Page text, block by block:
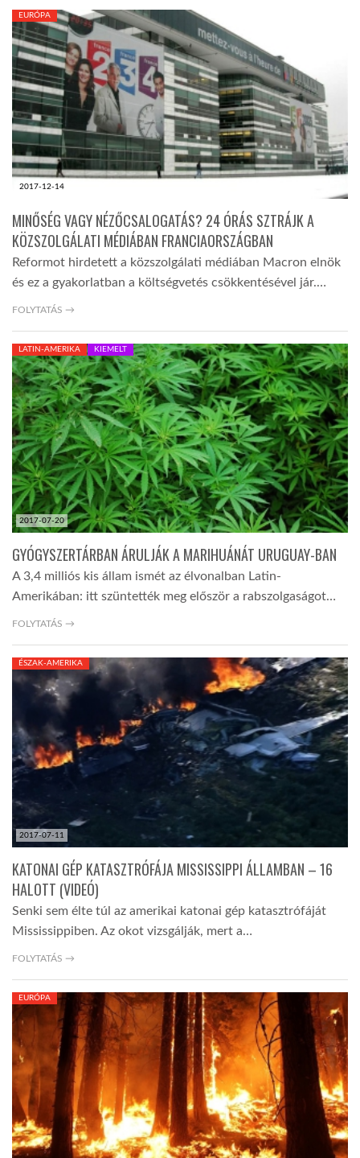
2017-12-14
EURÓPA
MINŐSÉG VAGY NÉZŐCSALOGATÁS? 24 ÓRÁS SZTRÁJK A
KÖZSZOLGÁLATI MÉDIÁBAN FRANCIAORSZÁGBAN
Reformot hirdetett a közszolgálati médiában Macron elnök
és ez a gyakorlatban a költségvetés csökkentésével jár.…
FOLYTATÁS →
2017-07-20
LATIN-AMERIKA KIEMELT
GYÓGYSZERTÁRBAN ÁRULJÁK A MARIHUÁNÁT URUGUAY-BAN
A 3,4 milliós kis állam ismét az élvonalban Latin-
Amerikában: itt szüntették meg először a rabszolgaságot…
FOLYTATÁS →
2017-07-11
ÉSZAK-AMERIKA
KATONAI GÉP KATASZTRÓFÁJA MISSISSIPPI ÁLLAMBAN – 16
HALOTT (VIDEÓ)
Senki sem élte túl az amerikai katonai gép katasztrófáját
Mississippiben. Az okot vizsgálják, mert a…
FOLYTATÁS →
EURÓPA